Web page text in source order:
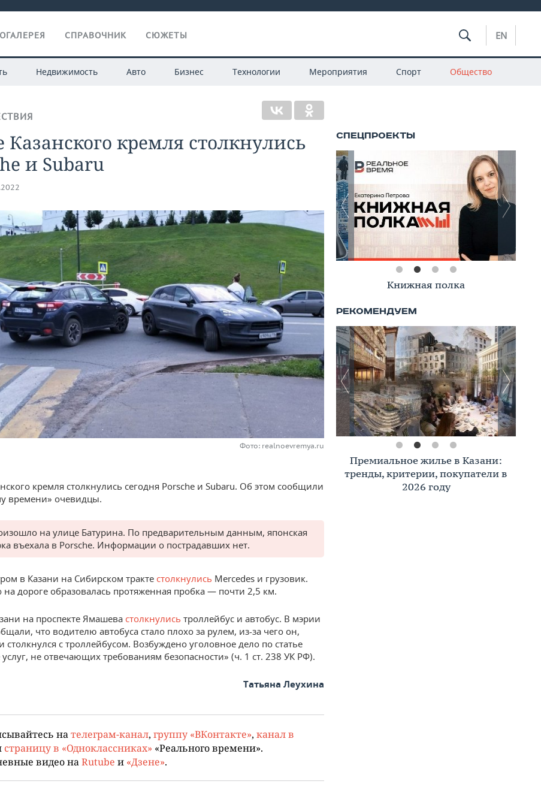
СПРАВОЧНИК СЮЖЕТЫ EN
Недвижимость Авто Бизнес Технологии Мероприятия Спорт Общество
Казанского кремля столкнулись
и Subaru
Фото: realnoevremya.ru
кремля столкнулись сегодня Porsche и Subaru. Об этом сообщили
времени» очевидцы.
на улице Батурина. По предварительным данным, японская
въехала в Porsche. Информации о пострадавших нет.
в Казани на Сибирском тракте столкнулись Mercedes и грузовик.
на дороге образовалась протяженная пробка — почти 2,5 км.
на проспекте Ямашева столкнулись троллейбус и автобус. В мэрии
что водителю автобуса стало плохо за рулем, из-за чего он,
столкнулся с троллейбусом. Возбуждено уголовное дело по статье
не отвечающих требованиям безопасности» (ч. 1 ст. 238 УК РФ).
Татьяна Леухина
нателеграм-канал, группу «ВКонтакте», канал в
страницу в «Одноклассниках» «Реального времени».
видео наRutube и «Дзене».
Книжная полка
Премиальное жилье в Казани:
тренды, критерии, покупатели в
2026 году